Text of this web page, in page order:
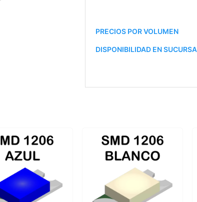
PRECIOS POR VOLUMEN
DISPONIBILIDAD EN